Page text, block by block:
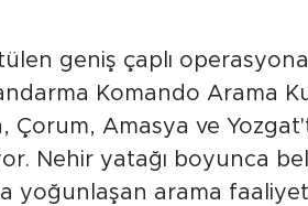
geniş çaplı
Komando Arama
Çorum, Amasya ve
Nehir yatağı boyunca
yoğunlaşan arama